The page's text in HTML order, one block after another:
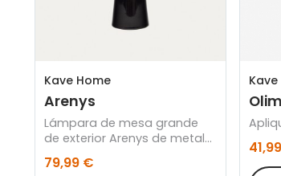
Kave Home
Arenys
Lámpara de mesa grande
de exterior Arenys de metal
con acabado pintado negro
79,99 €